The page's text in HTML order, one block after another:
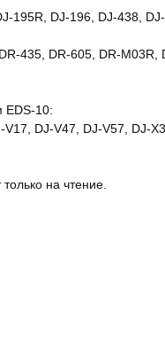
195R, DJ-196, DJ-438,
435, DR-605, DR-M03R,
EDS-10:
DJ-V47, DJ-V57, DJ-
на чтение.